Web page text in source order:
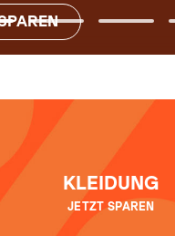
KLEIDUNG
JETZT SPAREN